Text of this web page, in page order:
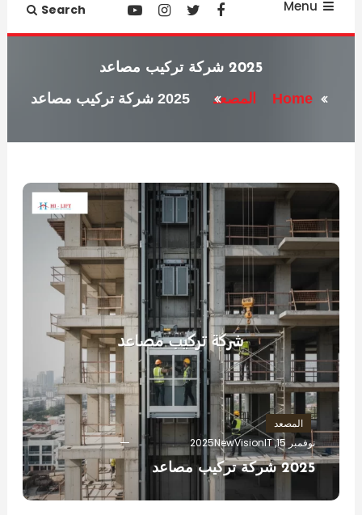
Menu
Search
2025 شركة تركيب مصاعد
Home المصعد 2025 شركة تركيب مصاعد
المصعد
نوفمبر 15, 2025
NewVisionIT
2025 شركة تركيب مصاعد